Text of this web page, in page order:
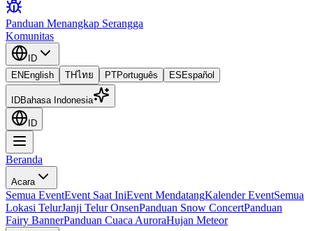
Panduan Menangkap Serangga
Komunitas
ID
EN English THไทย PTPortuguês ES Español
IDBahasa Indonesia
ID
Beranda
Acara
Semua EventEvent Saat IniEvent MendatangKalender EventSemua
Lokasi TelurJanji Telur OnsenPanduan Snow ConcertPanduan
Fairy BannerPanduan Cuaca AuroraHujan Meteor